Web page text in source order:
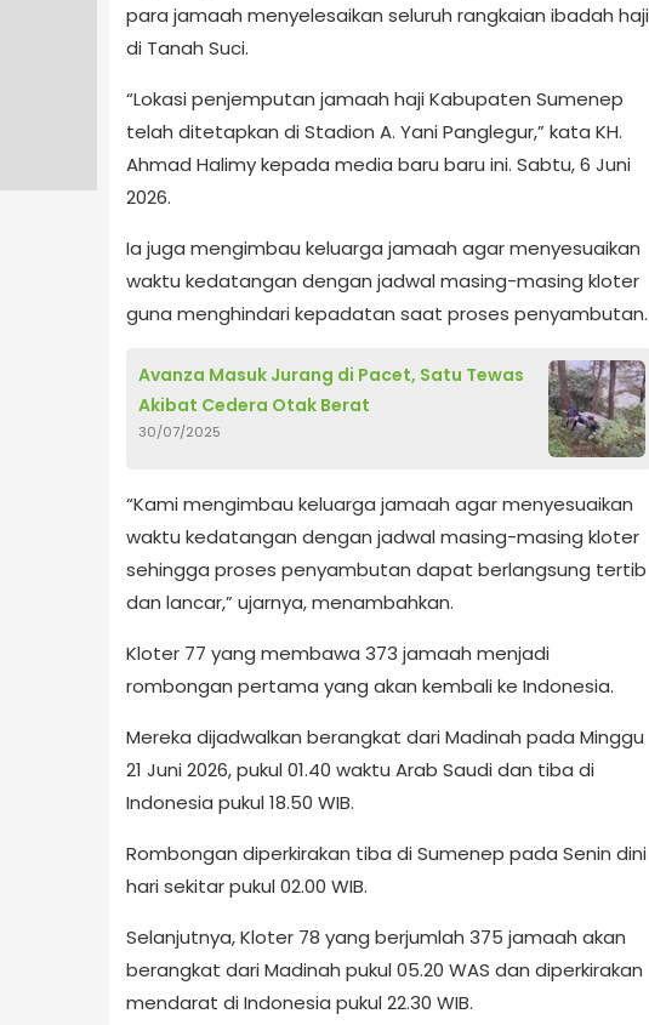
para jamaah menyelesaikan seluruh rangkaian ibadah haji
di Tanah Suci.
“Lokasi penjemputan jamaah haji Kabupaten Sumenep
telah ditetapkan di Stadion A. Yani Panglegur,” kata KH.
Ahmad Halimy kepada media baru baru ini. Sabtu, 6 Juni
2026.
Ia juga mengimbau keluarga jamaah agar menyesuaikan
waktu kedatangan dengan jadwal masing-masing kloter
guna menghindari kepadatan saat proses penyambutan.
Avanza Masuk Jurang di Pacet, Satu Tewas
Akibat Cedera Otak Berat
30/07/2025
“Kami mengimbau keluarga jamaah agar menyesuaikan
waktu kedatangan dengan jadwal masing-masing kloter
sehingga proses penyambutan dapat berlangsung tertib
dan lancar,” ujarnya, menambahkan.
Kloter 77 yang membawa 373 jamaah menjadi
rombongan pertama yang akan kembali ke Indonesia.
Mereka dijadwalkan berangkat dari Madinah pada Minggu
21 Juni 2026, pukul 01.40 waktu Arab Saudi dan tiba di
Indonesia pukul 18.50 WIB.
Rombongan diperkirakan tiba di Sumenep pada Senin dini
hari sekitar pukul 02.00 WIB.
Selanjutnya, Kloter 78 yang berjumlah 375 jamaah akan
berangkat dari Madinah pukul 05.20 WAS dan diperkirakan
mendarat di Indonesia pukul 22.30 WIB.